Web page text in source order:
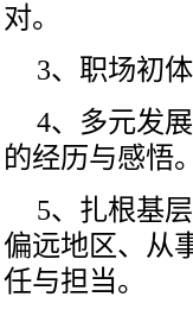
对。
3、职场初
4、多元发
的经历与感悟
5、扎根基
偏远地区、从
任与担当。